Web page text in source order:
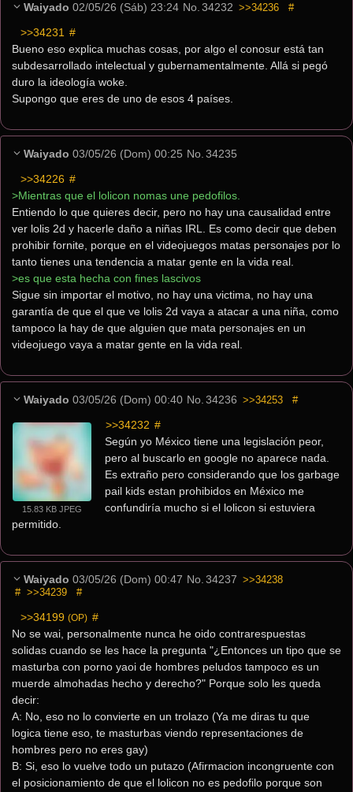
Waiyado 02/05/26 (Sáb) 23:24 No. 34232 >>34236 #
>>34231 #
Bueno eso explica muchas cosas, por algo el conosur está tan
subdesarrollado intelectual y gubernamentalmente. Allá si pegó
duro la ideología woke.
Supongo que eres de uno de esos 4 países.
Waiyado 03/05/26 (Dom) 00:25 No. 34235
>>34226 #
>Mientras que el lolicon nomas une pedofilos.
Entiendo lo que quieres decir, pero no hay una causalidad entre
ver lolis 2d y hacerle daño a niñas IRL. Es como decir que deben
prohibir fornite, porque en el videojuegos matas personajes por lo
tanto tienes una tendencia a matar gente en la vida real.
>es que esta hecha con fines lascivos
Sigue sin importar el motivo, no hay una victima, no hay una
garantía de que el que ve lolis 2d vaya a atacar a una niña, como
tampoco la hay de que alguien que mata personajes en un
videojuego vaya a matar gente en la vida real.
Waiyado 03/05/26 (Dom) 00:40 No. 34236 >>34253 #
15.83 KB JPEG
>>34232 #
Según yo México tiene una legislación peor,
pero al buscarlo en google no aparece nada.
Es extraño pero considerando que los garbage
pail kids estan prohibidos en México me
confundiría mucho si el lolicon si estuviera
permitido.
Waiyado 03/05/26 (Dom) 00:47 No. 34237 >>34238
# >>34239 #
>>34199 (OP) #
No se wai, personalmente nunca he oido contrarespuestas
solidas cuando se les hace la pregunta "¿Entonces un tipo que se
masturba con porno yaoi de hombres peludos tampoco es un
muerde almohadas hecho y derecho?" Porque solo les queda
decir:
A: No, eso no lo convierte en un trolazo (Ya me diras tu que
logica tiene eso, te masturbas viendo representaciones de
hombres pero no eres gay)
B: Si, eso lo vuelve todo un putazo (Afirmacion incongruente con
el posicionamiento de que el lolicon no es pedofilo porque son